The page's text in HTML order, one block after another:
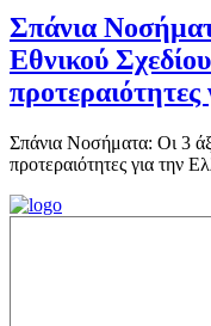
Σπάνια
Εθνικού
Σπάνια Νοσήματα: Οι 3
προτεραιότητες για την